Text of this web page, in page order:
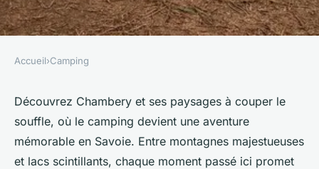
CAMPING
Camping chambery : des
vacances inoubliables en
savoie
Accueil›Camping
Découvrez Chambery et ses paysages à couper le
souffle, où le camping devient une aventure
mémorable en Savoie. Entre montagnes majestueuses
et lacs scintillants, chaque moment passé ici promet